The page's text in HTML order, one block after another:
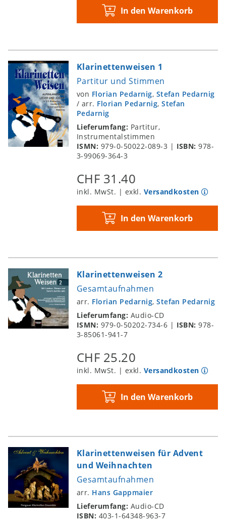
In den Warenkorb
Klarinettenweisen 1
Partitur und Stimmen
von Florian Pedarnig, Stefan Pedarnig
/ arr. Florian Pedarnig,Stefan
Pedarnig
Lieferumfang: Partitur,
Instrumentalstimmen
ISMN: 979-0-50022-089-3 | ISBN:978-
3-99069-364-3
CHF 31.40
inkl. MwSt. | exkl. Versandkosten
In den Warenkorb
Klarinettenweisen 2
Gesamtaufnahmen
arr. Florian Pedarnig,Stefan Pedarnig
Lieferumfang: Audio-CD
ISMN: 979-0-50202-734-6 | ISBN:978-
3-85061-941-7
CHF 25.20
inkl. MwSt. | exkl. Versandkosten
In den Warenkorb
Klarinettenweisen für Advent
und Weihnachten
Gesamtaufnahmen
arr. Hans Gappmaier
Lieferumfang: Audio-CD
ISBN: 403-1-64348-963-7